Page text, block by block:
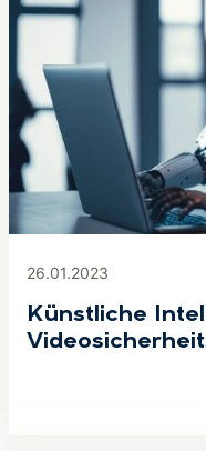
26.01.2023
Künstliche